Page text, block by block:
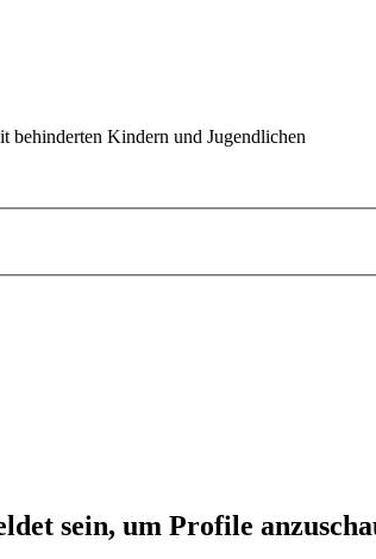
behinderten Kindern und Jugendlichen
sein, um Profile